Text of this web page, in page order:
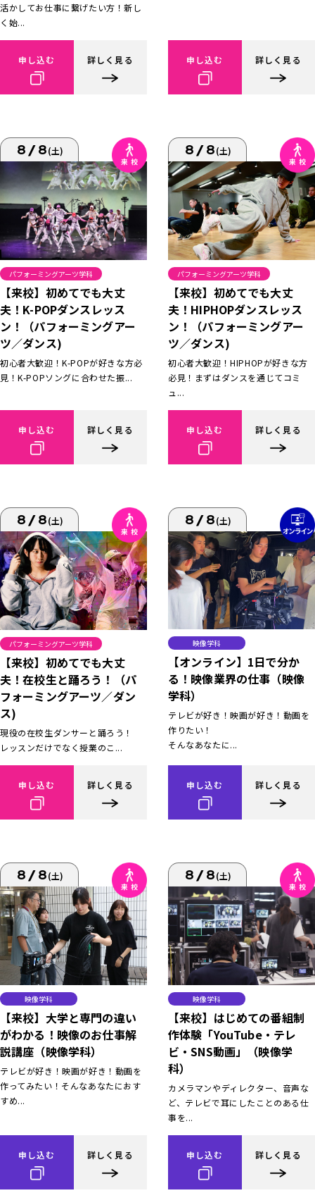
活かしてお仕事に繋げたい方！新し
く始...
申し込む 詳しく見る 申し込む 詳しく見る
8/8(土)
パフォーミングアーツ学科
【来校】初めてでも大丈
夫！K-POPダンスレッス
ン！（パフォーミングアー
ツ／ダンス)
初心者大歓迎！K-POPが好きな方必
見！K-POPソングに合わせた振...
申し込む 詳しく見る
8/8(土)
パフォーミングアーツ学科
【来校】初めてでも大丈
夫！HIPHOPダンスレッス
ン！（パフォーミングアー
ツ／ダンス)
初心者大歓迎！HIPHOPが好きな方
必見！まずはダンスを通じてコミ
ュ...
申し込む 詳しく見る
8/8(土)
パフォーミングアーツ学科
【来校】初めてでも大丈
夫！在校生と踊ろう！（パ
フォーミングアーツ／ダン
ス)
現役の在校生ダンサーと踊ろう！
レッスンだけでなく授業のこ...
申し込む 詳しく見る
8/8(土)
映像学科
【オンライン】1日で分か
る！映像業界の仕事（映像
学科）
テレビが好き！映画が好き！動画を
作りたい！
そんなあなたに...
申し込む 詳しく見る
8/8(土)
映像学科
【来校】大学と専門の違い
がわかる！映像のお仕事解
説講座（映像学科）
テレビが好き！映画が好き！動画を
作ってみたい！そんなあなたにおす
すめ...
申し込む 詳しく見る
8/8(土)
映像学科
【来校】はじめての番組制
作体験「YouTube・テレ
ビ・SNS動画」（映像学
科）
カメラマンやディレクター、音声な
ど、テレビで耳にしたことのある仕
事を...
申し込む 詳しく見る